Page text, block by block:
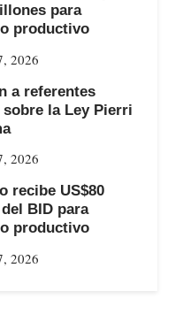
para
productivo
2026
a referentes
la Ley Pierri
2026
recibe US$80
BID para
productivo
2026